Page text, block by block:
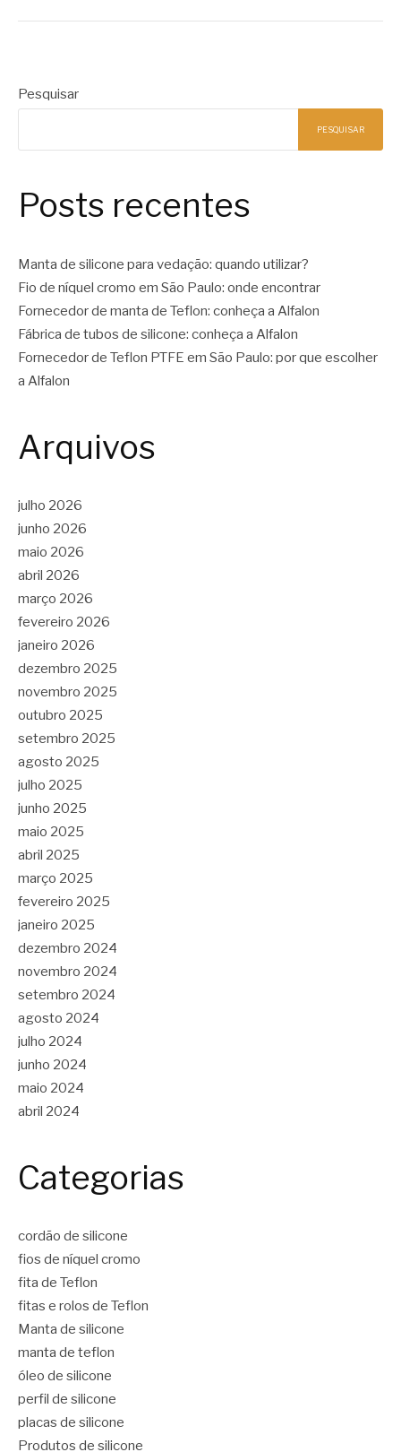
Pesquisar
PESQUISAR
Posts recentes
Manta de silicone para vedação: quando utilizar?
Fio de níquel cromo em São Paulo: onde encontrar
Fornecedor de manta de Teflon: conheça a Alfalon
Fábrica de tubos de silicone: conheça a Alfalon
Fornecedor de Teflon PTFE em São Paulo: por que escolher
a Alfalon
Arquivos
julho 2026
junho 2026
maio 2026
abril 2026
março 2026
fevereiro 2026
janeiro 2026
dezembro 2025
novembro 2025
outubro 2025
setembro 2025
agosto 2025
julho 2025
junho 2025
maio 2025
abril 2025
março 2025
fevereiro 2025
janeiro 2025
dezembro 2024
novembro 2024
setembro 2024
agosto 2024
julho 2024
junho 2024
maio 2024
abril 2024
Categorias
cordão de silicone
fios de níquel cromo
fita de Teflon
fitas e rolos de Teflon
Manta de silicone
manta de teflon
óleo de silicone
perfil de silicone
placas de silicone
Produtos de silicone